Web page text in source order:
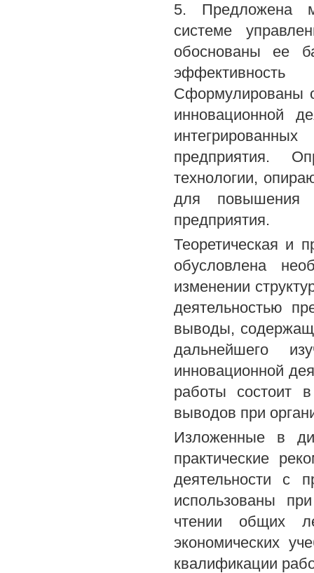
5. Предложена
системе
обоснованы ее
эффективность
Сформулированы
инновационной
предприятия.
технологии,
для повышения
предприятия.
Теоретическая и
обусловлена
изменении
деятельностью
выводы,
дальнейшего
инновационной
работы состоит
выводов при
Изложенные в
практические
деятельности с
использованы
чтении общих
экономических
квалификации